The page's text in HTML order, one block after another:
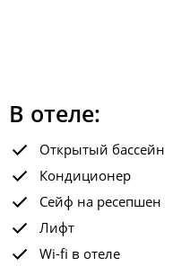
В отеле:
Открытый бассейн
Кондиционер
Сейф на ресепшен
Лифт
Wi-fi в отеле